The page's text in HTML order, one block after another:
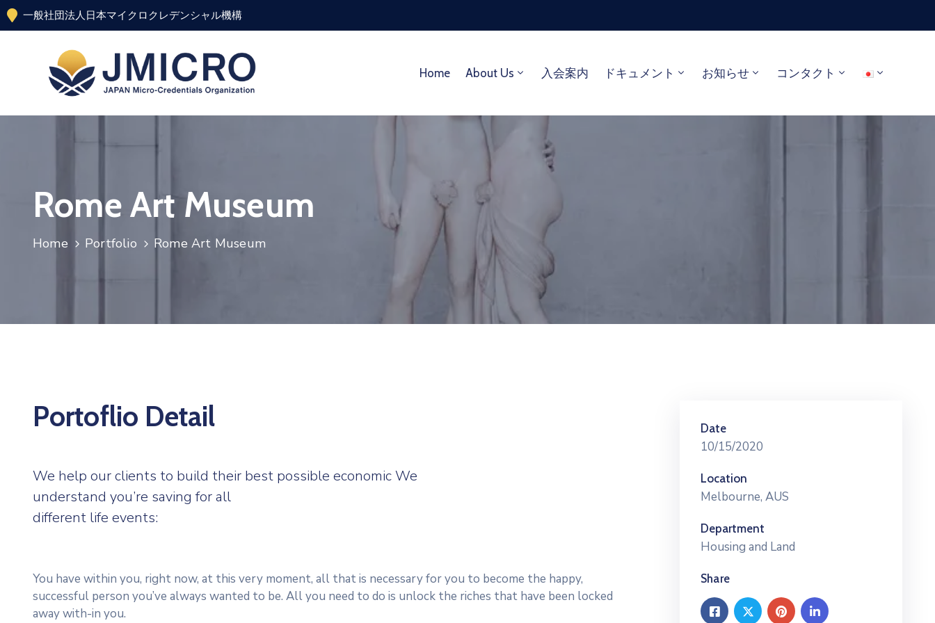
一般社団法人日本マイクロクレデンシャル機構
Home About Us 入会案内 ドキュメント お知らせ コンタクト
Rome Art Museum
Home Portfolio Rome Art Museum
Portoflio Detail
We help our clients to build their best possible economic We
understand you’re saving for all
different life events:
You have within you, right now, at this very moment, all that is necessary for you to become the happy,
successful person you’ve always wanted to be. All you need to do is unlock the riches that have been locked
away with-in you.
Date
10/15/2020
Location
Melbourne, AUS
Department
Housing and Land
Share